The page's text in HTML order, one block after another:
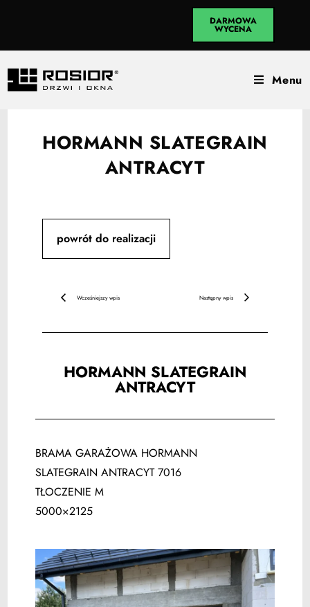
DARMOWA
WYCENA
Menu
HORMANN SLATEGRAIN
ANTRACYT
powrót do realizacji
Wcześniejszy wpis Następny wpis
HORMANN SLATEGRAIN
ANTRACYT
BRAMA GARAŻOWA HORMANN
SLATEGRAIN ANTRACYT 7016
TŁOCZENIE M
5000×2125